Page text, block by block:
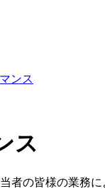
ンス
ス
者の皆様の業務